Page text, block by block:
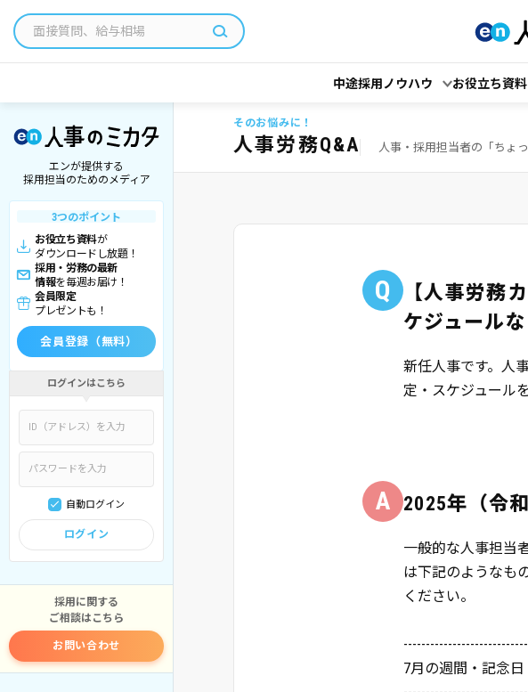
中途採用ノウハウ お役立ち資料
エンが提供する
採用担当のためのメディア
3つのポイント
お役立ち資料が
ダウンロードし放題！
採用・労務の最新
情報を毎週お届け！
会員限定
プレゼントも！
会員登録（無料）
ログインはこちら
自動ログイン
ログイン
採用に関する
ご相談はこちら
お問い合わせ
そのお悩みに！
人事労務Q&A 人事・採用担当者の「ちょ
Q
【人事労務
ケジュール
新任人事です。人
定・スケジュール
A 2025年（令
一般的な人事担当
は下記のようなも
ください。
7月の週間・記念